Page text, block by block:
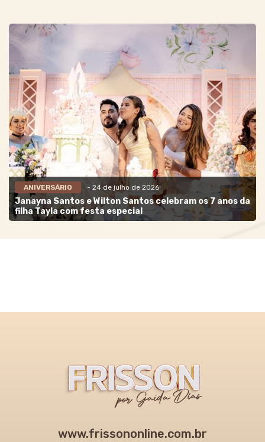
ANIVERSÁRIO - 24 de julho de 2026
Janayna Santos e Wilton Santos celebram os 7 anos da
filha Tayla com festa especial
www.frissononline.com.br